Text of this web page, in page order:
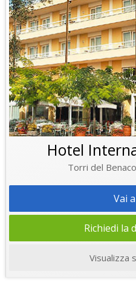
Hotel
Torri del
Vai
Richiedi la
Visualizza